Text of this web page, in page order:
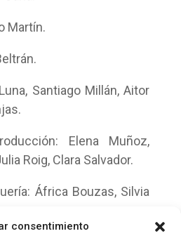
consentimiento
Martín.
Santiago Millán, Aitor
Elena Muñoz,
Roig, Clara Salvador.
África Bouzas, Silvia